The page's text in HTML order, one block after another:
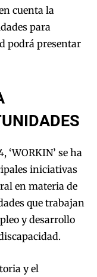
cuenta la
para
podrá presentar
‘WORKIN’ se ha
iniciativas
en materia de
que trabajan
y desarrollo
y el